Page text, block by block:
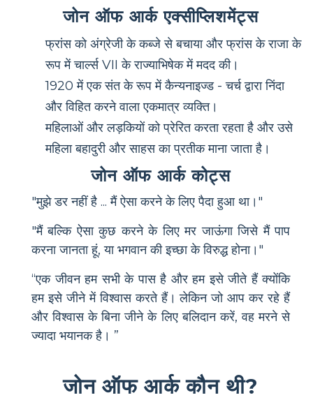
जोन ऑफ आर्क एक्सीप्लिशमेंट्स
फ्रांस को अंग्रेजी के कब्जे से बचाया और फ्रांस के राजा के
रूप में चार्ल्स VII के राज्याभिषेक में मदद की।
1920 में एक संत के रूप में कैन्यनाइज्ड - चर्च द्वारा निंदा
और विहित करने वाला एकमात्र व्यक्ति।
महिलाओं और लड़कियों को प्रेरित करता रहता है और उसे
महिला बहादुरी और साहस का प्रतीक माना जाता है।
जोन ऑफ आर्क कोट्स
"मुझे डर नहीं है ... मैं ऐसा करने के लिए पैदा हुआ था।"
"मैं बल्कि ऐसा कुछ करने के लिए मर जाऊंगा जिसे मैं पाप
करना जानता हूं, या भगवान की इच्छा के विरुद्ध होना।"
“एक जीवन हम सभी के पास है और हम इसे जीते हैं क्योंकि
हम इसे जीने में विश्वास करते हैं। लेकिन जो आप कर रहे हैं
और विश्वास के बिना जीने के लिए बलिदान करें, वह मरने से
ज्यादा भयानक है। ”
जोन ऑफ आर्क कौन थी?